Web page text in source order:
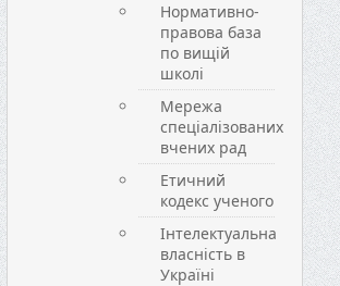
Нормативно-
правова база
по вищій
школі
Мережа
спеціалізованих
вчених рад
Етичний
кодекс ученого
Інтелектуальна
власність в
Україні